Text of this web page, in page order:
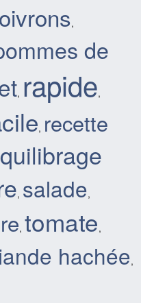
,
de
, rapide,
, recette
, salade,
, tomate,
hachée,